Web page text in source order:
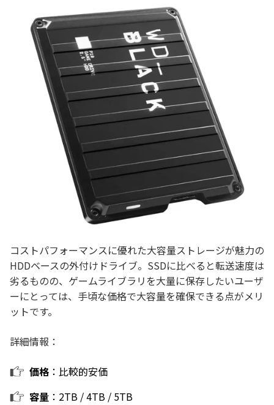
コストパフォーマンスに優れた大容量ストレージが魅力の
HDDベースの外付けドライブ。SSDに比べると転送速度は
劣るものの、ゲームライブラリを大量に保存したいユーザ
ーにとっては、手頃な価格で大容量を確保できる点がメリ
ットです。
詳細情報：
価格 ：比較的安価
容量 ：2TB / 4TB / 5TB